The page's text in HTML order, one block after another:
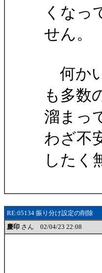
くなっ
せん。
何か
も多数
溜まっ
わざ不
したく
RE:05134 振り分け設定の削除
慶印 さん 02/04/23 22:08